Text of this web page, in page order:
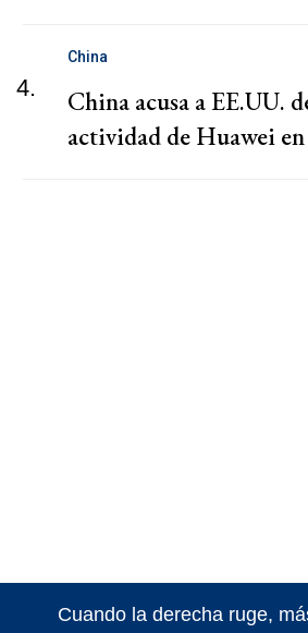
4.
China
China acusa a EE.UU.
actividad de Huawei
Cuando la derecha ruge,